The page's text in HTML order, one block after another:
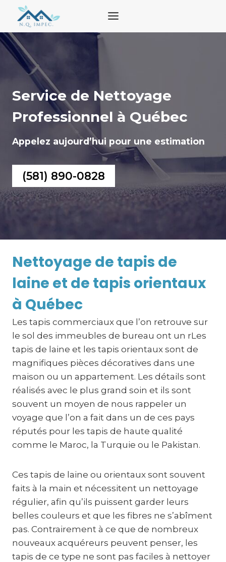
Aller
contenu
Service de Nettoyage
Professionnel à Québec
Appelez aujourd’hui pour une estimation
(581) 890-0828
Nettoyage de tapis de
laine et de tapis orientaux
à Québec
Les tapis commerciaux que l’on retrouve sur
le sol des immeubles de bureau ont un rLes
tapis de laine et les tapis orientaux sont de
magnifiques pièces décoratives dans une
maison ou un appartement. Les détails sont
réalisés avec le plus grand soin et ils sont
souvent un moyen de nous rappeler un
voyage que l’on a fait dans un de ces pays
réputés pour les tapis de haute qualité
comme le Maroc, la Turquie ou le Pakistan.
Ces tapis de laine ou orientaux sont souvent
faits à la main et nécessitent un nettoyage
régulier, afin qu’ils puissent garder leurs
belles couleurs et que les fibres ne s’abîment
pas. Contrairement à ce que de nombreux
nouveaux acquéreurs peuvent penser, les
tapis de ce type ne sont pas faciles à nettoyer